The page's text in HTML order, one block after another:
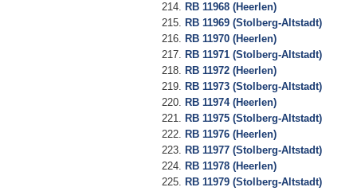
RB 11968 (Heerlen)
RB 11969 (Stolberg-Altstadt)
RB 11970 (Heerlen)
RB 11971 (Stolberg-Altstadt)
RB 11972 (Heerlen)
RB 11973 (Stolberg-Altstadt)
RB 11974 (Heerlen)
RB 11975 (Stolberg-Altstadt)
RB 11976 (Heerlen)
RB 11977 (Stolberg-Altstadt)
RB 11978 (Heerlen)
RB 11979 (Stolberg-Altstadt)